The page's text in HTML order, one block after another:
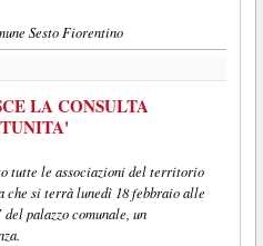
Sesto Fiorentino
LA CONSULTA
tutte le associazioni del territorio
si terrà lunedì 18 febbraio alle
palazzo comunale, un